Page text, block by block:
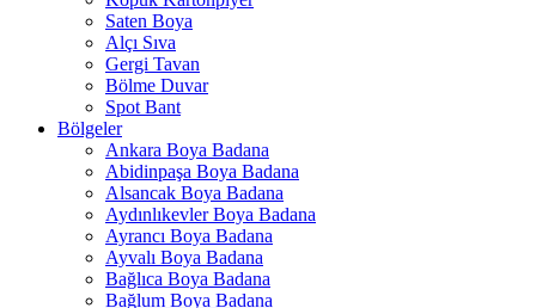
Saten Boya
Alçı Sıva
Gergi Tavan
Bölme Duvar
Spot Bant
Bölgeler
Ankara Boya Badana
Abidinpaşa Boya Badana
Alsancak Boya Badana
Aydınlıkevler Boya Badana
Ayrancı Boya Badana
Ayvalı Boya Badana
Bağlıca Boya Badana
Bağlum Boya Badana